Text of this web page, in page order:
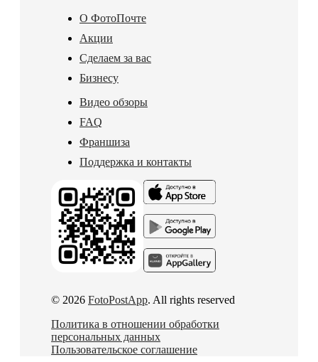
О ФотоПочте
Акции
Сделаем за вас
Бизнесу
Видео обзоры
FAQ
Франшиза
Поддержка и контакты
© 2026 FotoPostApp. All rights reserved
Политика в отношении обработки
персональных данных
Пользовательское соглашение